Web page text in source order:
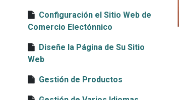
Configuración el Sitio Web de
Comercio Electónnico
Diseñe la Página de Su Sitio
Web
Gestión de Productos